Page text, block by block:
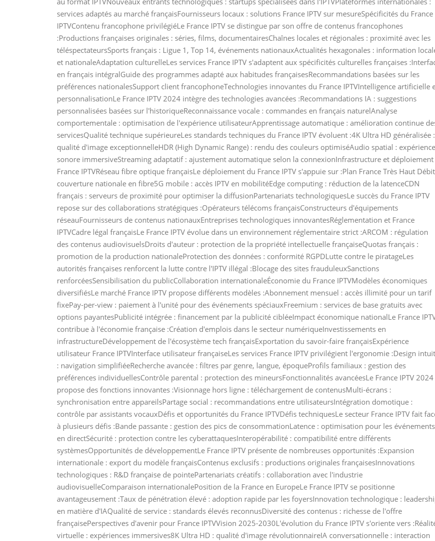
services adaptés au marché françaisFournisseurs locaux : solutions France IPTV sur mesureSpécificités du France
IPTVContenu francophone privilégiéLe France IPTV se distingue par son offre de contenus francophones
:Productions françaises originales : séries, films, documentairesChaînes locales et régionales : proximité avec les
téléspectateursSports français : Ligue 1, Top 14, événements nationauxActualités hexagonales : information
et nationaleAdaptation culturelleLes services France IPTV s'adaptent aux spécificités culturelles françaises
en français intégralGuide des programmes adapté aux habitudes françaisesRecommandations basées sur les
préférences nationalesSupport client francophoneTechnologies innovantes du France IPTVIntelligence artificielle
personnalisationLe France IPTV 2024 intègre des technologies avancées :Recommandations IA : suggestions
personnalisées basées sur l'historiqueReconnaissance vocale : commandes en français naturelAnalyse
comportementale : optimisation de l'expérience utilisateurApprentissage automatique : amélioration continue
servicesQualité technique supérieureLes standards techniques du France IPTV évoluent :4K Ultra HD généralisée :
qualité d'image exceptionnelleHDR (High Dynamic Range) : rendu des couleurs optimiséAudio spatial : expérience
sonore immersiveStreaming adaptatif : ajustement automatique selon la connexionInfrastructure et déploiement
France IPTVRéseau fibre optique françaisLe déploiement du France IPTV s'appuie sur :Plan France Très Haut
couverture nationale en fibre5G mobile : accès IPTV en mobilitéEdge computing : réduction de la latenceCDN
français : serveurs de proximité pour optimiser la diffusionPartenariats technologiquesLe succès du France IPTV
repose sur des collaborations stratégiques :Opérateurs télécoms françaisConstructeurs d'équipements
réseauFournisseurs de contenus nationauxEntreprises technologiques innovantesRéglementation et France
IPTVCadre légal françaisLe France IPTV évolue dans un environnement réglementaire strict :ARCOM : régulation
des contenus audiovisuelsDroits d'auteur : protection de la propriété intellectuelle françaiseQuotas français :
promotion de la production nationaleProtection des données : conformité RGPDLutte contre le piratageLes
autorités françaises renforcent la lutte contre l'IPTV illégal :Blocage des sites frauduleuxSanctions
renforcéesSensibilisation du publicCollaboration internationaleÉconomie du France IPTVModèles économiques
diversifiésLe marché France IPTV propose différents modèles :Abonnement mensuel : accès illimité pour un tarif
fixePay-per-view : paiement à l'unité pour des événements spéciauxFreemium : services de base gratuits avec
options payantesPublicité intégrée : financement par la publicité cibléeImpact économique nationalLe France
contribue à l'économie française :Création d'emplois dans le secteur numériqueInvestissements en
infrastructureDéveloppement de l'écosystème tech françaisExportation du savoir-faire françaisExpérience
utilisateur France IPTVInterface utilisateur françaiseLes services France IPTV privilégient l'ergonomie :Design
: navigation simplifiéeRecherche avancée : filtres par genre, langue, époqueProfils familiaux : gestion des
préférences individuellesContrôle parental : protection des mineursFonctionnalités avancéesLe France IPTV 2024
propose des fonctions innovantes :Visionnage hors ligne : téléchargement de contenusMulti-écrans :
synchronisation entre appareilsPartage social : recommandations entre utilisateursIntégration domotique :
contrôle par assistants vocauxDéfis et opportunités du France IPTVDéfis techniquesLe secteur France IPTV fait
à plusieurs défis :Bande passante : gestion des pics de consommationLatence : optimisation pour les événements
en directSécurité : protection contre les cyberattaquesInteropérabilité : compatibilité entre différents
systèmesOpportunités de développementLe France IPTV présente de nombreuses opportunités :Expansion
internationale : export du modèle françaisContenus exclusifs : productions originales françaisesInnovations
technologiques : R&D française de pointePartenariats créatifs : collaboration avec l'industrie
audiovisuelleComparaison internationalePosition de la France en EuropeLe France IPTV se positionne
avantageusement :Taux de pénétration élevé : adoption rapide par les foyersInnovation technologique :
en matière d'IAQualité de service : standards élevés reconnusDiversité des contenus : richesse de l'offre
françaisePerspectives d'avenir pour France IPTVVision 2025-2030L'évolution du France IPTV s'oriente vers
virtuelle : expériences immersives8K Ultra HD : qualité d'image révolutionnaireIA conversationnelle : interaction